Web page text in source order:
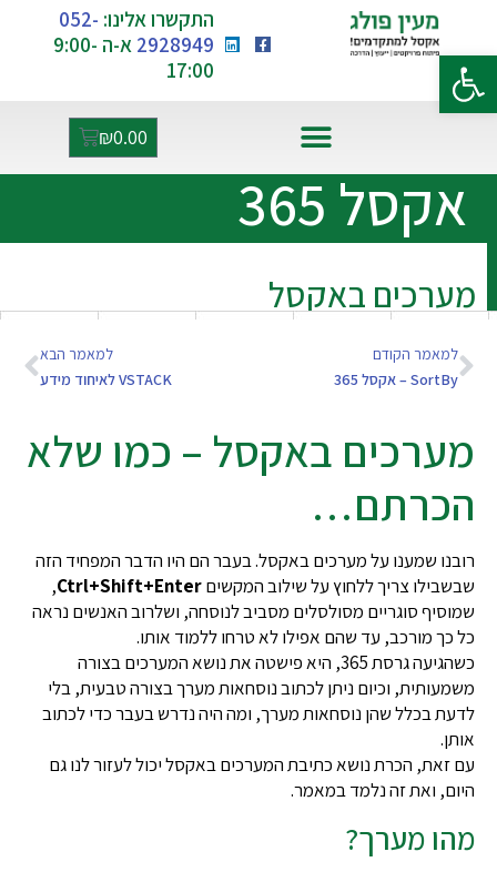
פתח סרגל נגישות
התקשרו אלינו: 052-
2928949
א-ה 9:00-
17:00
₪0.00
מערכים באקסל
אקסל 365
למאמר הקודם
SortBy – אקסל 365
למאמר הבא
VSTACK לאיחוד מידע
מערכים באקסל – כמו שלא
הכרתם…
רובנו שמענו על מערכים באקסל. בעבר הם היו הדבר המפחיד הזה
שבשבילו צריך ללחוץ על שילוב המקשיםCtrl+Shift+Enter
,
שמוסיף סוגריים מסולסלים מסביב לנוסחה, ושלרוב האנשים נראה
כל כך מורכב, עד שהם אפילו לא טרחו ללמוד אותו.
כשהגיעה גרסת 365, היא פישטה את נושא המערכים בצורה
משמעותית, וכיום ניתן לכתוב נוסחאות מערך בצורה טבעית, בלי
לדעת בכלל שהן נוסחאות מערך, ומה היה נדרש בעבר כדי לכתוב
אותן.
עם זאת, הכרת נושא כתיבת המערכים באקסל יכול לעזור לנו גם
היום, ואת זה נלמד במאמר.
מהו מערך?